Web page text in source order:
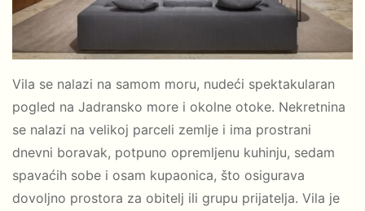
Vila se nalazi na samom moru, nudeći spektakularan
pogled na Jadransko more i okolne otoke. Nekretnina
se nalazi na velikoj parceli zemlje i ima prostrani
dnevni boravak, potpuno opremljenu kuhinju, sedam
spavaćih sobe i osam kupaonica, što osigurava
dovoljno prostora za obitelj ili grupu prijatelja. Vila je